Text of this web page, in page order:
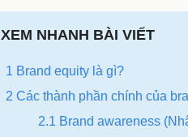
XEM NHANH BÀI VIẾT
1 Brand equity là gì?
2 Các thành phần chính của
2.1 Brand awareness